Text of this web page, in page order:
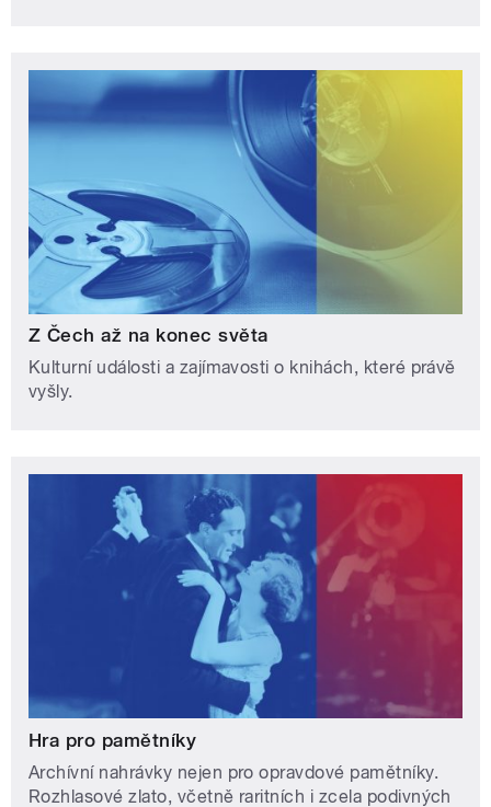
Z Čech až na konec světa
Kulturní události a zajímavosti o knihách, které právě
vyšly.
Hra pro pamětníky
Archívní nahrávky nejen pro opravdové pamětníky.
Rozhlasové zlato, včetně raritních i zcela podivných